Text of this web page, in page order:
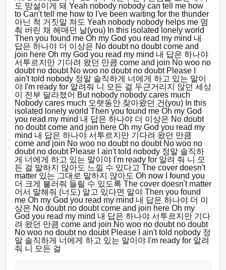
도 망설이게 돼 Yeah nobody nobody can tell me how
to Can't tell me how to I've been waiting for the thunder
아닌 척 거짓말 쳐도 Yeah nobody nobody helps me 멈
춰 버린 채 헤매던 날(you) In this isolated lonely world
Then you found me Oh my God you read my mind 내
답은 하나야 더 이상은 No doubt no doubt come and
join here Oh my God you read my mind 내 답은 하나야
서투르지만 기다려 왔던 만큼 come and join No woo no
doubt no doubt No woo no doubt no doubt Please I
ain't told nobody 정말 솔직하게 너에게 하고 있는 말이
야 I'm ready for 알려줘 니 모든 걸 두근거리지 않던 세상
이 전부 달라졌어 But nobody nobody cares much
Nobody cares much 오랫동안 찾아왔던 건(you) In this
isolated lonely world Then you found me Oh my God
you read my mind 내 답은 하나야 더 이상은 No doubt
no doubt come and join here Oh my God you read my
mind 내 답은 하나야 서투르지만 기다려 왔던 만큼
come and join No woo no doubt no doubt No woo no
doubt no doubt Please I ain't told nobody 정말 솔직하
게 너에게 하고 있는 말이야 I'm ready for 알려 줘 니 모
든 걸 말하지 않아도 느낄 수 있다고 The cover doesn't
matter 있는 그대로 말하지 않아도 Oh now I found you
더 크게 불러줘 들릴 수 있도록 The cover doesn't matter
어서 말해줘 (너도) 알고 있다면 말야 Then you found
me Oh my God you read my mind 내 답은 하나야 더 이
상은 No doubt no doubt come and join here Oh my
God you read my mind 내 답은 하나야 서투르지만 기다
려 왔던 만큼 come and join No woo no doubt no doubt
No woo no doubt no doubt Please I ain't told nobody 정
말 솔직하게 너에게 하고 있는 말이야 I'm ready for 알려
줘 니 모든 걸